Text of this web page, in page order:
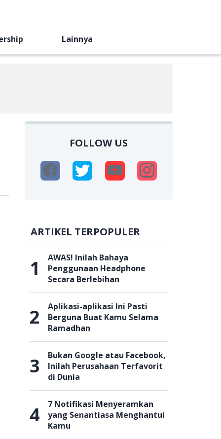
Lainnya
FOLLOW US
ARTIKEL TERPOPULER
1
AWAS! Inilah Bahaya
Penggunaan Headphone
Secara Berlebihan
2
Aplikasi-aplikasi Ini Pasti
Berguna Buat Kamu Selama
Ramadhan
3
Bukan Google atau Facebook,
Inilah Perusahaan Terfavorit
di Dunia
4
7 Notifikasi Menyeramkan
yang Senantiasa Menghantui
Kamu